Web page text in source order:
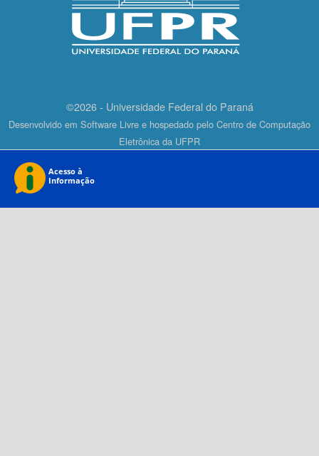
©2026 - Universidade Federal do Paraná
Desenvolvido em Software Livre e hospedado pelo Centro de Computação
Eletrônica da UFPR